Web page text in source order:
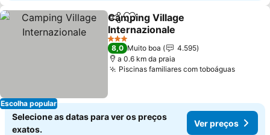
Escolha popular
PartilharAdicionar aos favoritos
Camping Village
Internazionale
3 Estrelas
8,0 Muito boa
4.595
a 0.6 km da praia
Piscinas familiares com toboáguas
Selecione as datas para ver os preços
exatos.
Ver preços